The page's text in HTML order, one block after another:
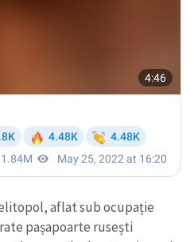
Despre ZdG
aflat sub ocupație
pașapoarte rusești